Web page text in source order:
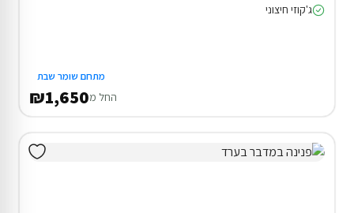
ג'קוזי חיצוני
מתחם שומר שבת
החל מ₪1,650